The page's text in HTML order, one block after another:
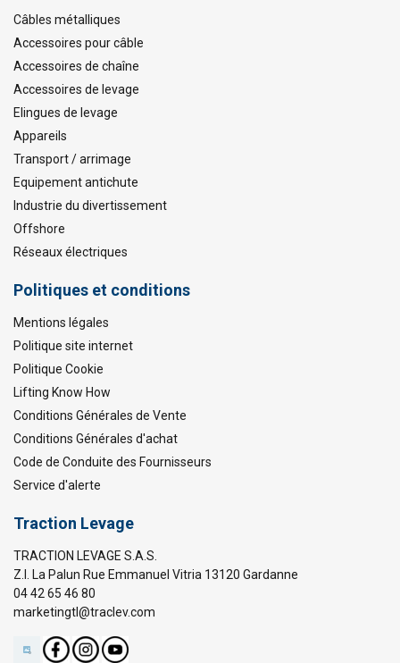
Câbles métalliques
Accessoires pour câble
Accessoires de chaîne
Accessoires de levage
Elingues de levage
Appareils
Transport / arrimage
Equipement antichute
Industrie du divertissement
Offshore
Réseaux électriques
Politiques et conditions
Mentions légales
Politique site internet
Politique Cookie
Lifting Know How
Conditions Générales de Vente
Conditions Générales d'achat
Code de Conduite des Fournisseurs
Service d'alerte
Traction Levage
TRACTION LEVAGE S.A.S.
Z.I. La Palun Rue Emmanuel Vitria 13120 Gardanne
04 42 65 46 80
marketingtl@traclev.com